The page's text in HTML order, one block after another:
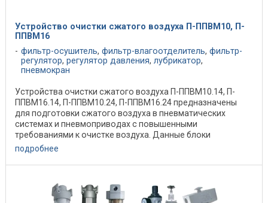
Устройство очистки сжатого воздуха П-ППВМ10, П-
ППВМ16
фильтр-осушитель, фильтр-влагоотделитель, фильтр-
регулятор, регулятор давления, лубрикатор,
пневмокран
Устройства очистки сжатого воздуха П-ППВМ10.14, П-
ППВМ16.14, П-ППВМ10.24, П-ППВМ16.24 предназначены
для подготовки сжатого воздуха в пневматических
системах и пневмоприводах с повышенными
требованиями к очистке воздуха. Данные блоки
подготовки ...
подробнее